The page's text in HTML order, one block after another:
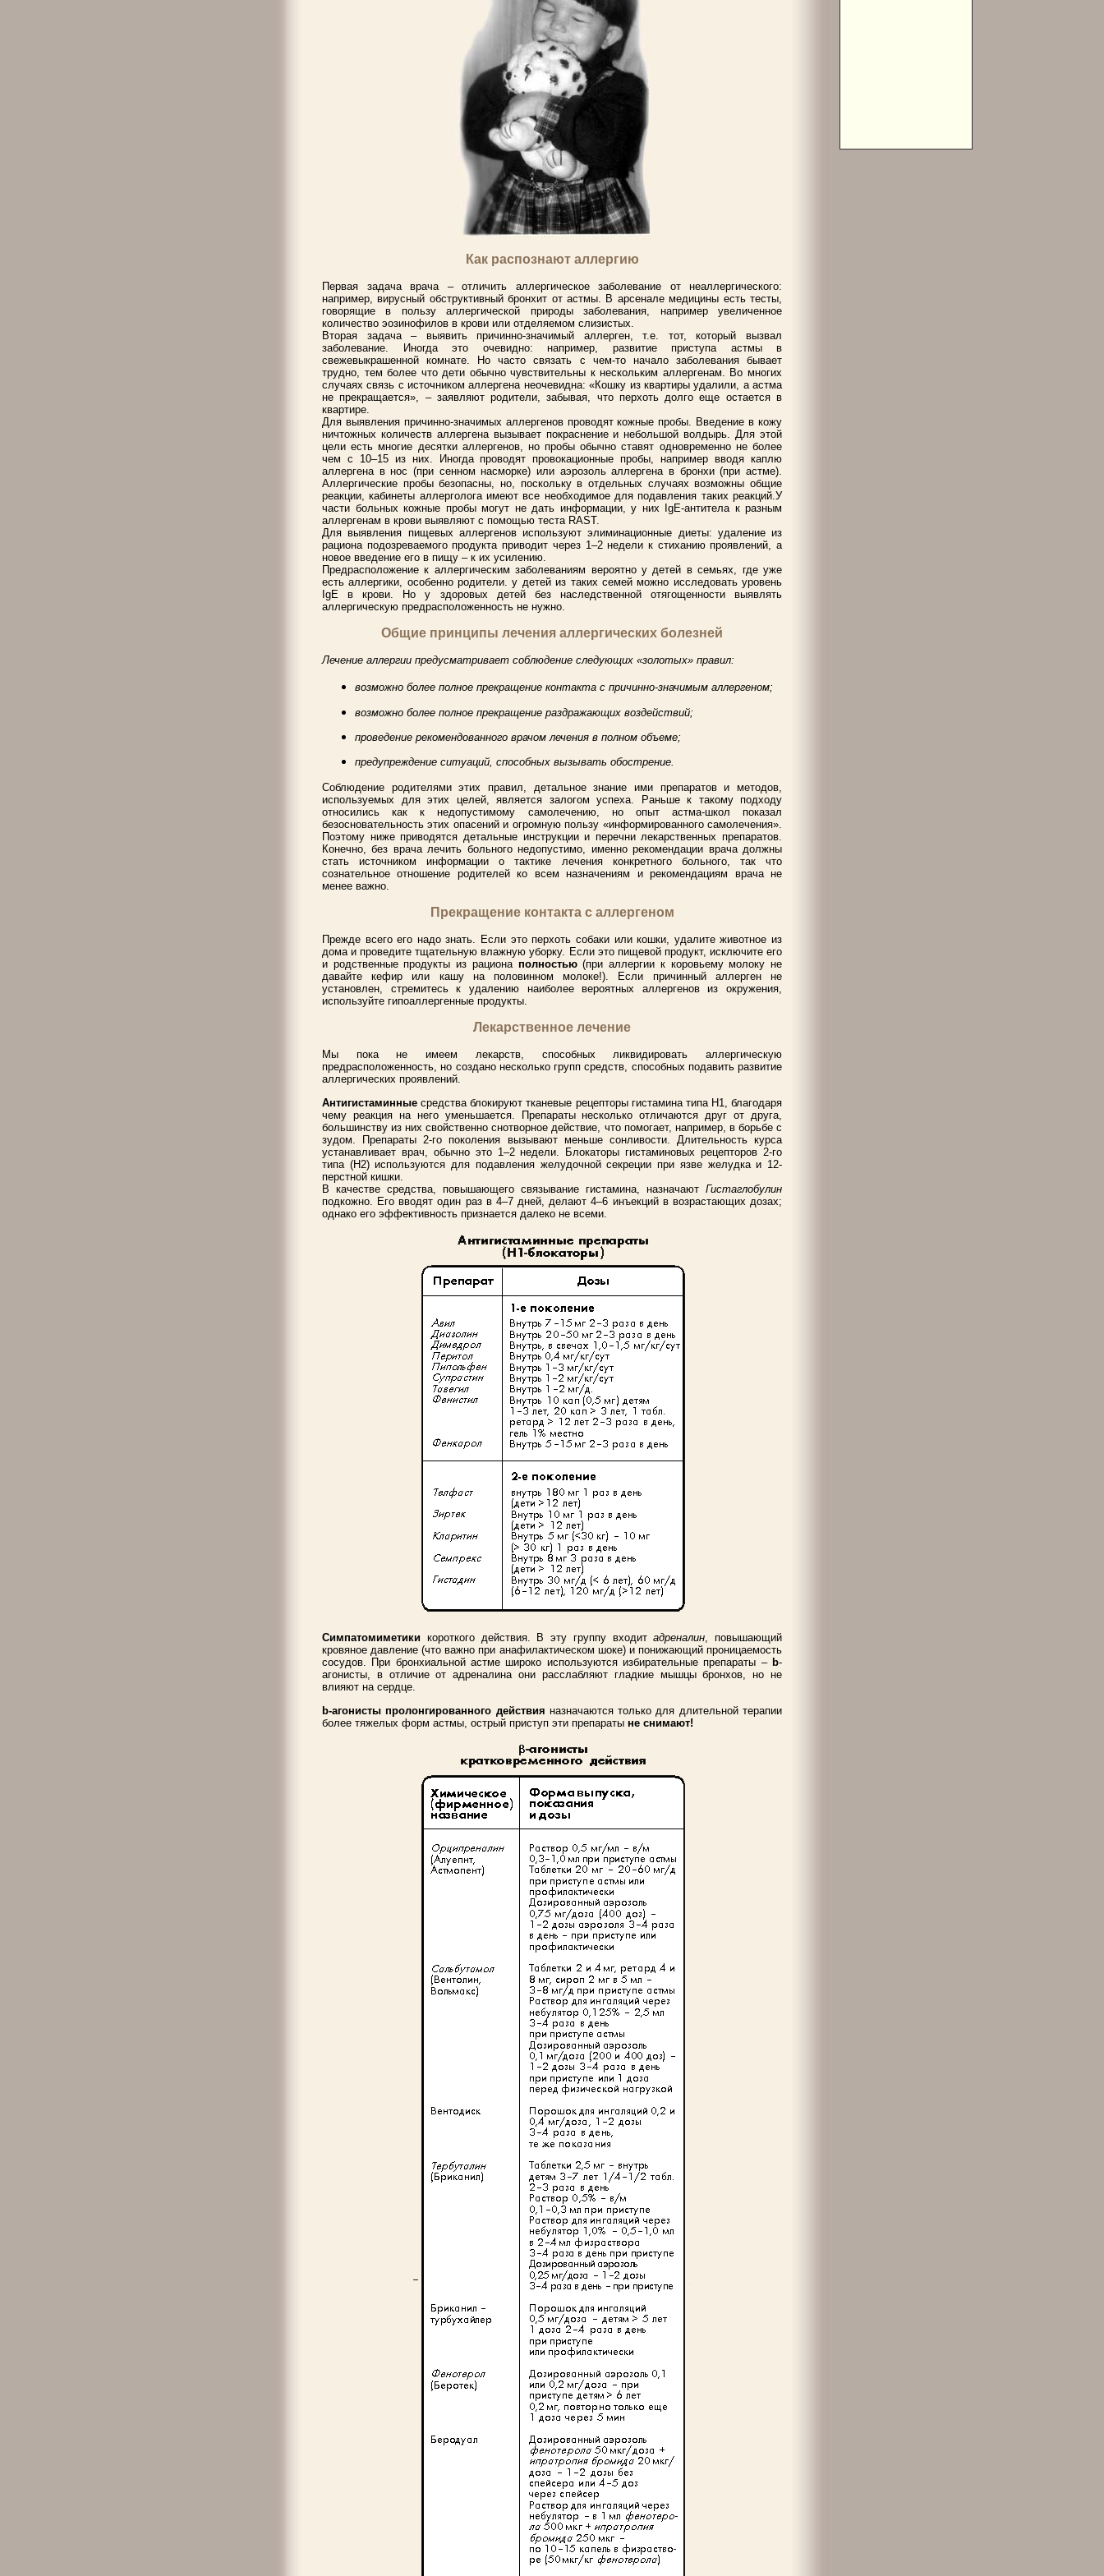
Как распознают аллергию
Первая задача врача – отличить аллергическое заболевание от неаллергического:
например, вирусный обструктивный бронхит от астмы. В арсенале медицины есть тесты,
говорящие в пользу аллергической природы заболевания, например увеличенное
количество эозинофилов в крови или отделяемом слизистых.
Вторая задача – выявить причинно-значимый аллерген, т.е. тот, который вызвал
заболевание. Иногда это очевидно: например, развитие приступа астмы в
свежевыкрашенной комнате. Но часто связать с чем-то начало заболевания бывает
трудно, тем более что дети обычно чувствительны к нескольким аллергенам. Во многих
случаях связь с источником аллергена неочевидна: «Кошку из квартиры удалили, а астма
не прекращается», – заявляют родители, забывая, что перхоть долго еще остается в
квартире.
Для выявления причинно-значимых аллергенов проводят кожные пробы. Введение в кожу
ничтожных количеств аллергена вызывает покраснение и небольшой волдырь. Для этой
цели есть многие десятки аллергенов, но пробы обычно ставят одновременно не более
чем с 10–15 из них. Иногда проводят провокационные пробы, например вводя каплю
аллергена в нос (при сенном насморке) или аэрозоль аллергена в бронхи (при астме).
Аллергические пробы безопасны, но, поскольку в отдельных случаях возможны общие
реакции, кабинеты аллерголога имеют все необходимое для подавления таких реакций.У
части больных кожные пробы могут не дать информации, у них IgE-антитела к разным
аллергенам в крови выявляют с помощью теста RAST.
Для выявления пищевых аллергенов используют элиминационные диеты: удаление из
рациона подозреваемого продукта приводит через 1–2 недели к стиханию проявлений, а
новое введение его в пищу – к их усилению.
Предрасположение к аллергическим заболеваниям вероятно у детей в семьях, где уже
есть аллергики, особенно родители. у детей из таких семей можно исследовать уровень
IgE в крови. Но у здоровых детей без наследственной отягощенности выявлять
аллергическую предрасположенность не нужно.
Общие принципы лечения аллергических болезней
Лечение аллергии предусматривает соблюдение следующих «золотых» правил:
возможно более полное прекращение контакта с причинно-значимым аллергеном;
возможно более полное прекращение раздражающих воздействий;
проведение рекомендованного врачом лечения в полном объеме;
предупреждение ситуаций, способных вызывать обострение.
Соблюдение родителями этих правил, детальное знание ими препаратов и методов,
используемых для этих целей, является залогом успеха. Раньше к такому подходу
относились как к недопустимому самолечению, но опыт астма-школ показал
безосновательность этих опасений и огромную пользу «информированного самолечения».
Поэтому ниже приводятся детальные инструкции и перечни лекарственных препаратов.
Конечно, без врача лечить больного недопустимо, именно рекомендации врача должны
стать источником информации о тактике лечения конкретного больного, так что
сознательное отношение родителей ко всем назначениям и рекомендациям врача не
менее важно.
Прекращение контакта с аллергеном
Прежде всего его надо знать. Если это перхоть собаки или кошки, удалите животное из
дома и проведите тщательную влажную уборку. Если это пищевой продукт, исключите его
и родственные продукты из рациона полностью(при аллергии к коровьему молоку не
давайте кефир или кашу на половинном молоке!). Если причинный аллерген не
установлен, стремитесь к удалению наиболее вероятных аллергенов из окружения,
используйте гипоаллергенные продукты.
Лекарственное лечение
Мы пока не имеем лекарств, способных ликвидировать аллергическую
предрасположенность, но создано несколько групп средств, способных подавить развитие
аллергических проявлений.
Антигистаминныесредства блокируют тканевые рецепторы гистамина типа Н1, благодаря
чему реакция на него уменьшается. Препараты несколько отличаются друг от друга,
большинству из них свойственно снотворное действие, что помогает, например, в борьбе с
зудом. Препараты 2-го поколения вызывают меньше сонливости. Длительность курса
устанавливает врач, обычно это 1–2 недели. Блокаторы гистаминовых рецепторов 2-го
типа (Н2) используются для подавления желудочной секреции при язве желудка и 12-
перстной кишки.
В качестве средства, повышающего связывание гистамина, назначают Гистаглобулин
подкожно. Его вводят один раз в 4–7 дней, делают 4–6 инъекций в возрастающих дозах;
однако его эффективность признается далеко не всеми.
Симпатомиметики короткого действия. В эту группу входитадреналин, повышающий
кровяное давление (что важно при анафилактическом шоке) и понижающий проницаемость
сосудов. При бронхиальной астме широко используются избирательные препараты – b-
агонисты, в отличие от адреналина они расслабляют гладкие мышцы бронхов, но не
влияют на сердце.
b-агонисты пролонгированного действия назначаются только для длительной терапии
более тяжелых форм астмы, острый приступ эти препараты не снимают!